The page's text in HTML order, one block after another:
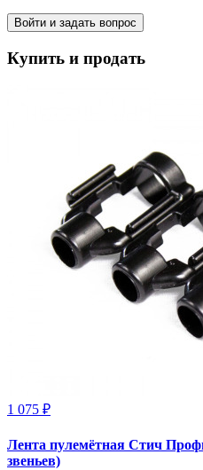
Войти и задать вопрос
Купить и продать
1 075 ₽
Лента пулемётная Стич
звеньев)